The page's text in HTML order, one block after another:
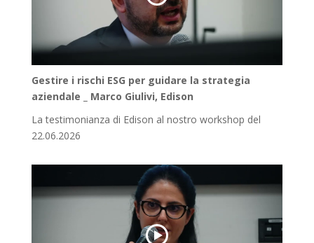
Gestire i rischi ESG per guidare la strategia
aziendale _ Marco Giulivi, Edison
La testimonianza di Edison al nostro workshop del
22.06.2026